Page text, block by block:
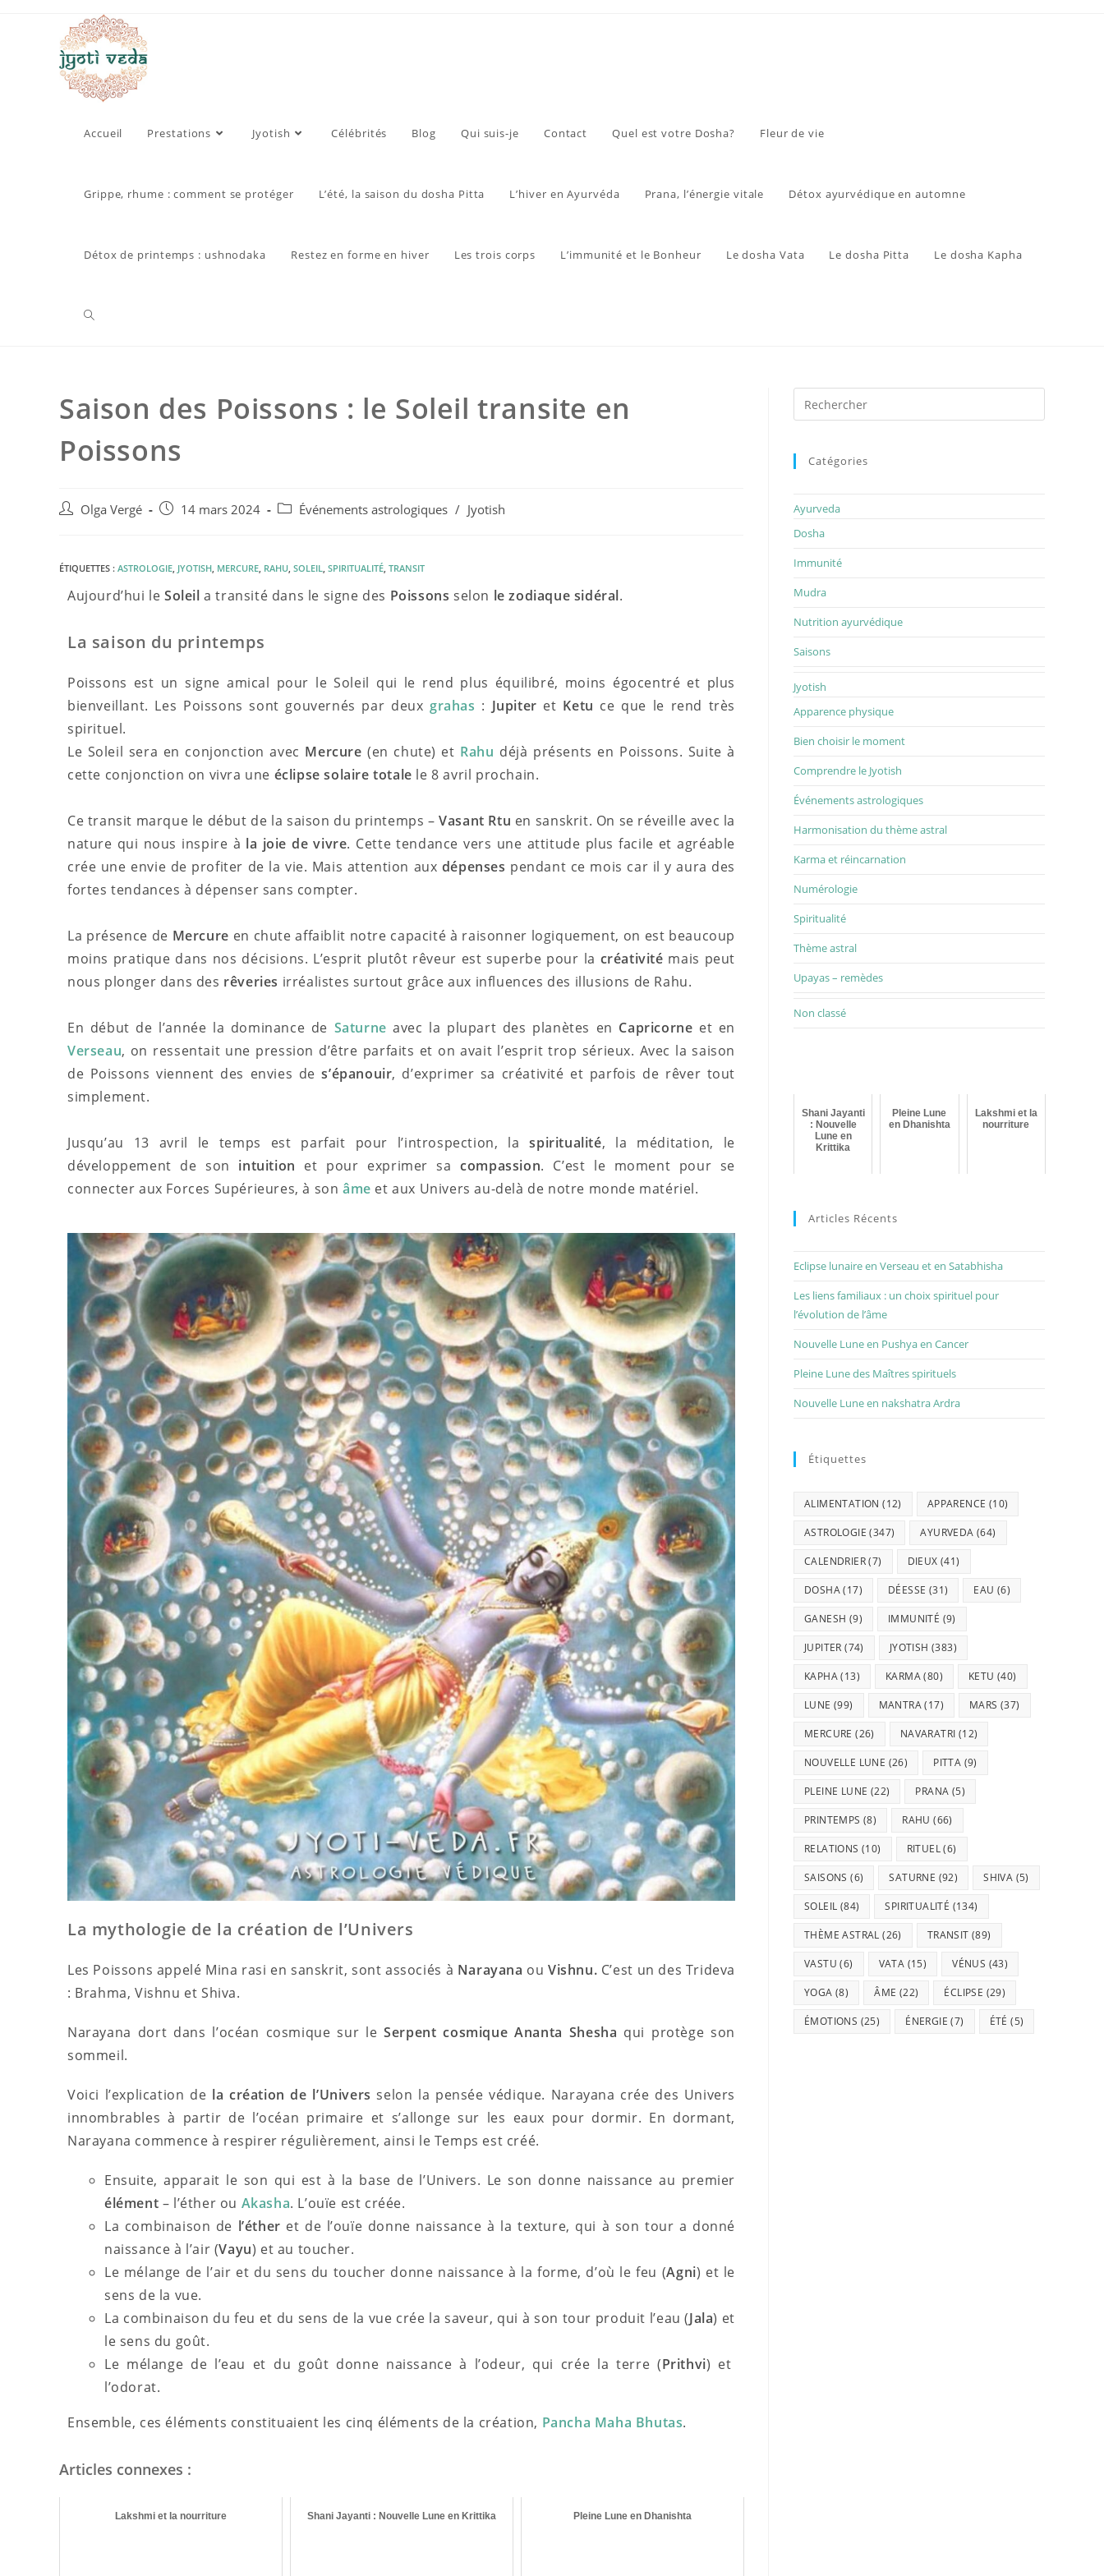
Accueil Prestations Jyotish Célébrités Blog Qui suis-je Contact Quel est votre Dosha? Fleur de vie
Grippe, rhume : comment se protéger L’été, la saison du dosha Pitta L’hiver en Ayurvéda Prana, l’énergie vitale Détox ayurvédique en automne
Détox de printemps : ushnodaka Restez en forme en hiver Les trois corps L’immunité et le Bonheur Le dosha Vata Le dosha Pitta Le dosha Kapha
Saison des Poissons : le Soleil transite en
Poissons
Olga Vergé 14 mars 2024 Événements astrologiques / Jyotish
ÉTIQUETTES : ASTROLOGIE, JYOTISH, MERCURE, RAHU, SOLEIL, SPIRITUALITÉ, TRANSIT
Aujourd’hui le Soleil a transité dans le signe des Poissons selon le zodiaque sidéral.
La saison du printemps
Poissons est un signe amical pour le Soleil qui le rend plus équilibré, moins égocentré et plus
bienveillant. Les Poissons sont gouvernés par deux grahas : Jupiter et Ketu ce que le rend très
spirituel.
Le Soleil sera en conjonction avec Mercure (en chute) et Rahu déjà présents en Poissons. Suite à
cette conjonction on vivra une éclipse solaire totale le 8 avril prochain.
Ce transit marque le début de la saison du printemps –Vasant Rtu en sanskrit. On se réveille avec la
nature qui nous inspire à la joie de vivre. Cette tendance vers une attitude plus facile et agréable
crée une envie de profiter de la vie. Mais attention aux dépenses pendant ce mois car il y aura des
fortes tendances à dépenser sans compter.
La présence de Mercure en chute affaiblit notre capacité à raisonner logiquement, on est beaucoup
moins pratique dans nos décisions. L’esprit plutôt rêveur est superbe pour la créativité mais peut
nous plonger dans des rêveries irréalistes surtout grâce aux influences des illusions de Rahu.
En début de l’année la dominance de Saturne avec la plupart des planètes en Capricorne et en
Verseau, on ressentait une pression d’être parfaits et on avait l’esprit trop sérieux. Avec la saison
de Poissons viennent des envies des’épanouir, d’exprimer sa créativité et parfois de rêver tout
simplement.
Jusqu’au 13 avril le temps est parfait pour l’introspection, laspiritualité, la méditation, le
développement de son intuition et pour exprimer sacompassion. C’est le moment pour se
connecter aux Forces Supérieures, à sonâme et aux Univers au-delà de notre monde matériel.
La mythologie de la création de l’Univers
Les Poissons appelé Mina rasi en sanskrit, sont associés à Narayana ouVishnu. C’est un des Trideva
: Brahma, Vishnu et Shiva.
Narayana dort dans l’océan cosmique sur leSerpent cosmique Ananta Shesha qui protège son
sommeil.
Voici l’explication de la création de l’Univers selon la pensée védique. Narayana crée des Univers
innombrables à partir de l’océan primaire et s’allonge sur les eaux pour dormir. En dormant,
Narayana commence à respirer régulièrement, ainsi le Temps est créé.
Ensuite, apparait le son qui est à la base de l’Univers. Le son donne naissance au premier
élément – l’éther ou Akasha. L’ouïe est créée.
La combinaison de l’éther et de l’ouïe donne naissance à la texture, qui à son tour a donné
naissance à l’air (Vayu) et au toucher.
Le mélange de l’air et du sens du toucher donne naissance à la forme, d’où le feu (Agni) et le
sens de la vue.
La combinaison du feu et du sens de la vue crée la saveur, qui à son tour produit l’eau (Jala) et
le sens du goût.
Le mélange de l’eau et du goût donne naissance à l’odeur, qui crée la terre (Prithvi) et
l’odorat.
Ensemble, ces éléments constituaient les cinq éléments de la création, Pancha Maha Bhutas.
Articles connexes :
Lakshmi et la nourriture Shani Jayanti : Nouvelle Lune en Krittika Pleine Lune en Dhanishta
Catégories
Ayurveda
Dosha
Immunité
Mudra
Nutrition ayurvédique
Saisons
Jyotish
Apparence physique
Bien choisir le moment
Comprendre le Jyotish
Événements astrologiques
Harmonisation du thème astral
Karma et réincarnation
Numérologie
Spiritualité
Thème astral
Upayas – remèdes
Non classé
Shani Jayanti
: Nouvelle
Lune en
Krittika
Pleine Lune
en Dhanishta
Lakshmi et la
nourriture
Articles Récents
Eclipse lunaire en Verseau et en Satabhisha
Les liens familiaux : un choix spirituel pour
l’évolution de l’âme
Nouvelle Lune en Pushya en Cancer
Pleine Lune des Maîtres spirituels
Nouvelle Lune en nakshatra Ardra
Étiquettes
ALIMENTATION (12) APPARENCE (10)
ASTROLOGIE (347) AYURVEDA (64)
CALENDRIER(7) DIEUX (41)
DOSHA(17) DÉESSE (31) EAU (6)
GANESH (9) IMMUNITÉ (9)
JUPITER (74) JYOTISH (383)
KAPHA(13) KARMA(80) KETU (40)
LUNE (99) MANTRA(17) MARS (37)
MERCURE (26) NAVARATRI (12)
NOUVELLE LUNE (26) PITTA (9)
PLEINE LUNE (22) PRANA (5)
PRINTEMPS (8) RAHU (66)
RELATIONS (10) RITUEL(6)
SAISONS (6) SATURNE (92) SHIVA (5)
SOLEIL (84) SPIRITUALITÉ (134)
THÈME ASTRAL (26) TRANSIT (89)
VASTU (6) VATA (15) VÉNUS (43)
YOGA (8) ÂME (22) ÉCLIPSE (29)
ÉMOTIONS (25) ÉNERGIE (7) ÉTÉ (5)